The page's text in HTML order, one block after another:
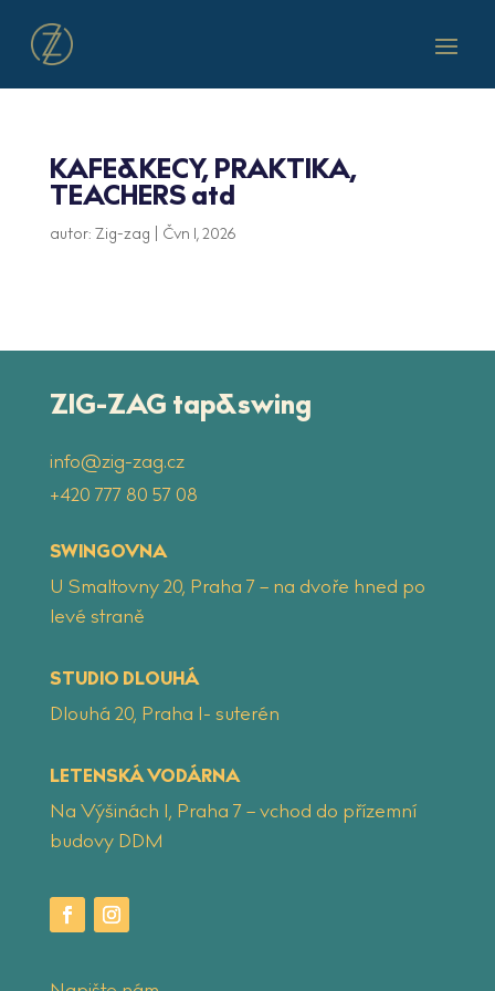
KAFE&KECY, PRAKTIKA,
TEACHERS atd
autor: Zig-zag Čvn 1, 2026
ZIG-ZAG tap&swing
info@zig-zag.cz
‭+420 777 80 57 08
SWINGOVNA
U Smaltovny 20, Praha 7 – na dvoře hned po
levé straně
STUDIO DLOUHÁ
Dlouhá 20, Praha 1- suterén
LETENSKÁ VODÁRNA
Na Výšinách 1, Praha 7 – vchod do přízemní
budovy DDM